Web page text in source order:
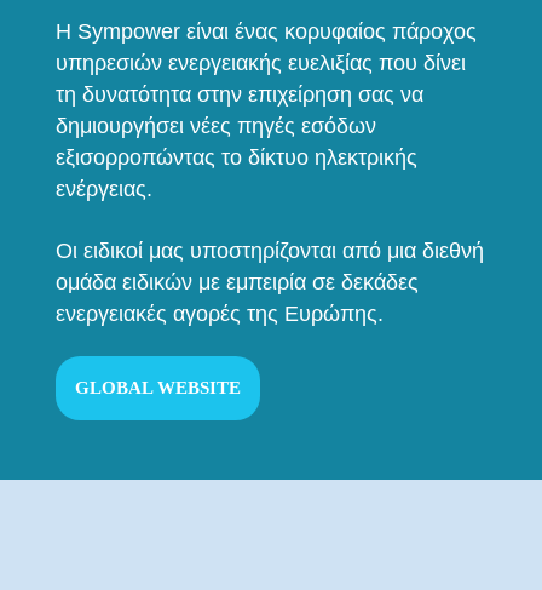
Η Sympower είναι ένας κορυφαίος πάροχος
υπηρεσιών ενεργειακής ευελιξίας που δίνει
τη δυνατότητα στην επιχείρηση σας να
δημιουργήσει νέες πηγές εσόδων
εξισορροπώντας το δίκτυο ηλεκτρικής
ενέργειας.
Οι ειδικοί μας υποστηρίζονται από μια διεθνή
ομάδα ειδικών με εμπειρία σε δεκάδες
ενεργειακές αγορές της Ευρώπης.
GLOBAL WEBSITE